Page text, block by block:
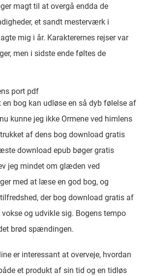
magt til at overgå endda de
et sandt mesterværk i
mig i år. Karakterernes rejser var
men i sidste ende føltes de
port pdf
bog kan udløse en så dyb følelse af
kunne jeg ikke Ormene ved himlens
af dens bog download gratis
download epub bøger gratis
jeg mindet om glæden ved
med at læse en god bog, og
der bog download gratis af
vokse og udvikle sig. Bogens tempo
brød spændingen.
er interessant at overveje, hvordan
et produkt af sin tid og en tidløs